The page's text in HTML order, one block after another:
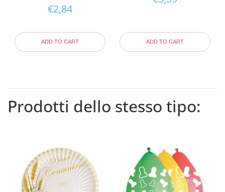
€2,84
ADD TO CART ADD TO CART
Prodotti dello stesso tipo: